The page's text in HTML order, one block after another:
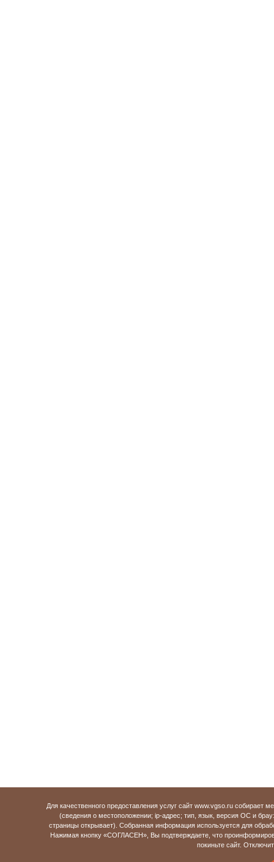
Для качественного предоставления услуг сайт www.vgso.ru
(сведения о местоположении; ip-адрес; тип, язык, версия ОС и
страницы открывает). Собранная информация используется для
Нажимая кнопку «СОГЛАСЕН», Вы подтверждаете, что
покиньте сайт.